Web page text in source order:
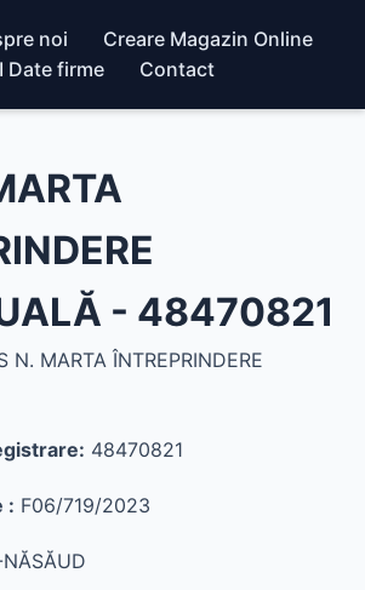
noi
Creare Magazin Online
Date firme
Contact
- 48470821
N. MARTA ÎNTREPRINDERE
48470821
: F06/719/2023
NĂSĂUD